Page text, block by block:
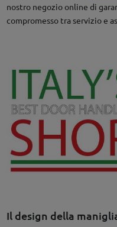
nostro negozio online di
compromesso tra servizio e
Il design della